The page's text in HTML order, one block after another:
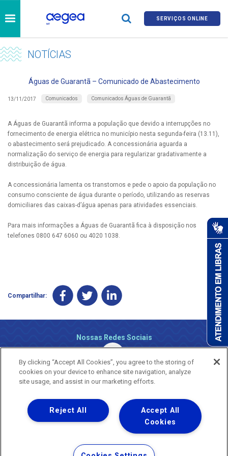
SERVIÇOS ONLINE
NOTÍCIAS
Águas de Guarantã – Comunicado de Abastecimento
13/11/2017 Comunicados Comunicados Águas de Guarantã
A Águas de Guarantã informa a população que devido a interrupções no
fornecimento de energia elétrica no município nesta segunda-feira (13.11),
o abastecimento será prejudicado. A concessionária aguarda a
normalização do serviço de energia para regularizar gradativamente a
distribuição de água.
A concessionária lamenta os transtornos e pede o apoio da população no
consumo consciente de água durante o período, utilizando as reservas
domiciliares das caixas-d’água apenas para atividades essenciais.
Para mais informações a Águas de Guarantã fica à disposição nos
telefones 0800 647 6060 ou 4020 1038.
Compartilhar:
Nossas Redes Sociais
Uma empresa
Copyright ® 2026 - Todos os Direitos Reservados.
Nossa natureza movimenta a vida
Termos Gerais de Uso de Sites e Aplicativos
By clicking “Accept All Cookies”, you agree to the storing of
cookies on your device to enhance site navigation, analyze
site usage, and assist in our marketing efforts.
Accept All
Cookies
Reject All